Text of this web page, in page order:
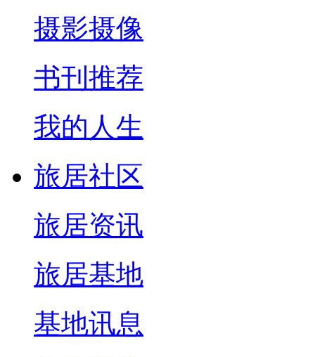
摄影摄像
书刊推荐
我的人生
旅居社区
旅居资讯
旅居基地
基地讯息